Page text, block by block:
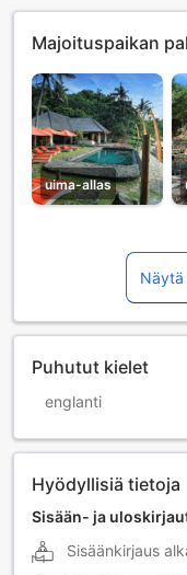
Majoituspaikan
uima-allas
Näytä
Puhutut kielet
englanti
Hyödyllisiä tietoja
Sisään- ja
Sisäänkirjaus